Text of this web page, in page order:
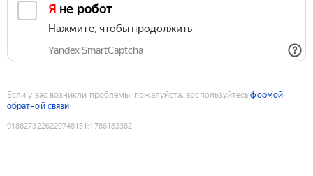
Я не робот
Нажмите, чтобы продолжить
Yandex SmartCaptcha
Если у вас возникли проблемы, пожалуйста, воспользуйтесьформой
обратной связи
9188273226220748151 :1786183382